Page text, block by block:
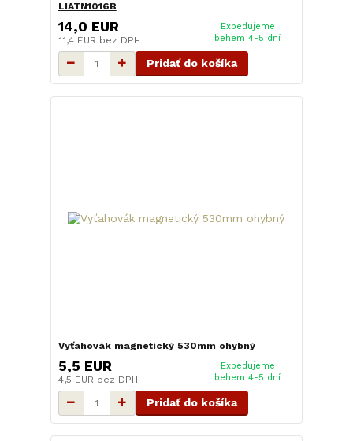
LIATN1016B
14,0 EUR
11,4 EUR bez DPH
Expedujeme
behem 4-5 dní
Pridať do košíka
Vyťahovák magnetický 530mm ohybný
5,5 EUR
4,5 EUR bez DPH
Expedujeme
behem 4-5 dní
Pridať do košíka